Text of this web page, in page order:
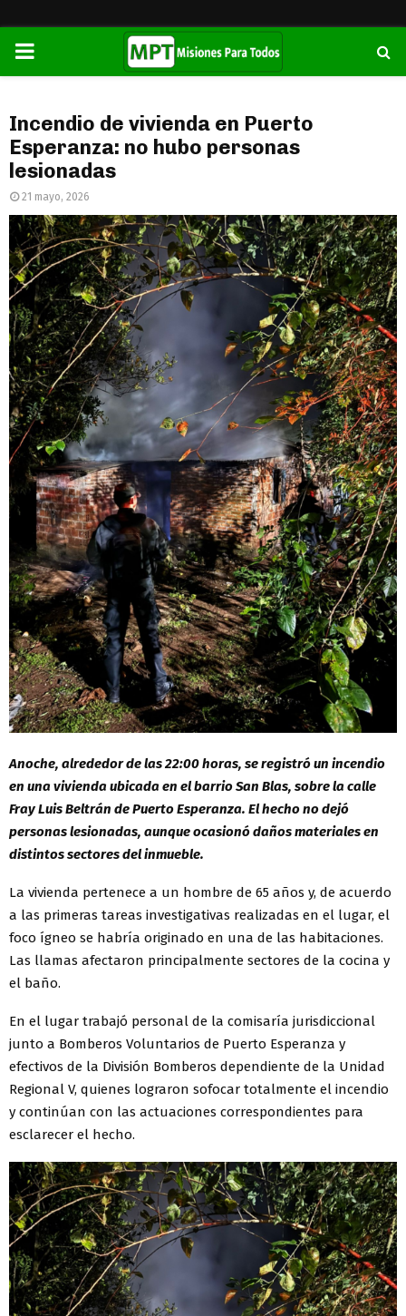
PRIMARY
Incendio de vivienda en Puerto
Esperanza: no hubo personas
lesionadas
21 mayo, 2026
Anoche, alrededor de las 22:00 horas, se registró un incendio
en una vivienda ubicada en el barrio San Blas, sobre la calle
Fray Luis Beltrán de Puerto Esperanza. El hecho no dejó
personas lesionadas, aunque ocasionó daños materiales en
distintos sectores del inmueble.
La vivienda pertenece a un hombre de 65 años y, de acuerdo
a las primeras tareas investigativas realizadas en el lugar, el
foco ígneo se habría originado en una de las habitaciones.
Las llamas afectaron principalmente sectores de la cocina y
el baño.
En el lugar trabajó personal de la comisaría jurisdiccional
junto a Bomberos Voluntarios de Puerto Esperanza y
efectivos de la División Bomberos dependiente de la Unidad
Regional V, quienes lograron sofocar totalmente el incendio
y continúan con las actuaciones correspondientes para
esclarecer el hecho.